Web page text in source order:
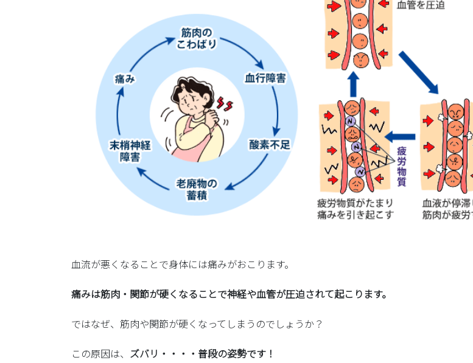
血流が悪くなることで身体には痛みがおこります。
痛みは筋肉・関節が硬くなることで神経や血管が圧迫されて起こります。
ではなぜ、筋肉や関節が硬くなってしまうのでしょうか？
この原因は、 ズバリ・・・・普段の姿勢です！